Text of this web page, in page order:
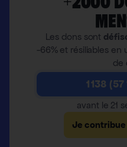
Les dons sont
-66% et résiliables en
de
1 138 (57
avant le 21
Je